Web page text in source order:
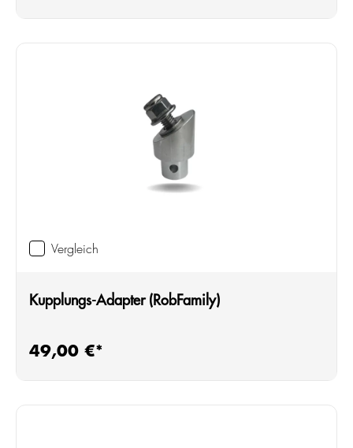
Vergleich
Kupplungs-Adapter (RobFamily)
Regulärer Preis:
49,00 €*